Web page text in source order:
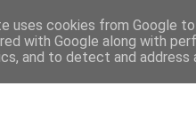
uses cookies from Google
with Google along with
and to detect and address